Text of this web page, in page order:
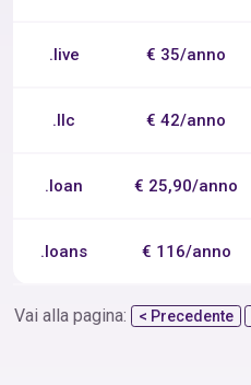
.live € 35/anno
.llc € 42/anno
.loan € 25,90/anno
.loans € 116/anno
Vai alla pagina: < Precedente